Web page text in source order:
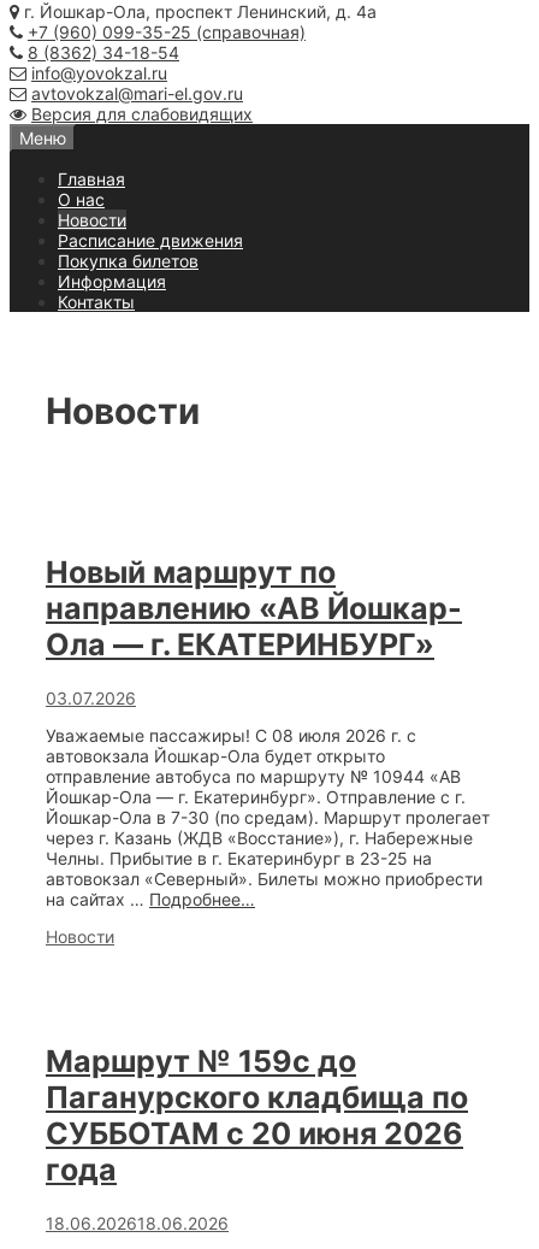
г. Йошкар-Ола, проспект Ленинский, д. 4а
+7 (960) 099-35-25 (справочная)
8 (8362) 34-18-54
info@yovokzal.ru
avtovokzal@mari-el.gov.ru
Версия для слабовидящих
Меню
Главная
О нас
Новости
Расписание движения
Покупка билетов
Информация
Контакты
Новости
Новый маршрут по
направлению «АВ Йошкар-
Ола — г. ЕКАТЕРИНБУРГ»
03.07.2026
Уважаемые пассажиры! С 08 июля 2026 г. с
автовокзала Йошкар-Ола будет открыто
отправление автобуса по маршруту № 10944 «АВ
Йошкар-Ола — г. Екатеринбург». Отправление с г.
Йошкар-Ола в 7-30 (по средам). Маршрут пролегает
через г. Казань (ЖДВ «Восстание»), г. Набережные
Челны. Прибытие в г. Екатеринбург в 23-25 на
автовокзал «Северный». Билеты можно приобрести
на сайтах … Подробнее…
г.
ЕКАТЕРИНБУРГ»
Categories
Новости
Маршрут № 159с до
Паганурского кладбища по
СУББОТАМ с 20 июня 2026
года
18.06.202618.06.2026